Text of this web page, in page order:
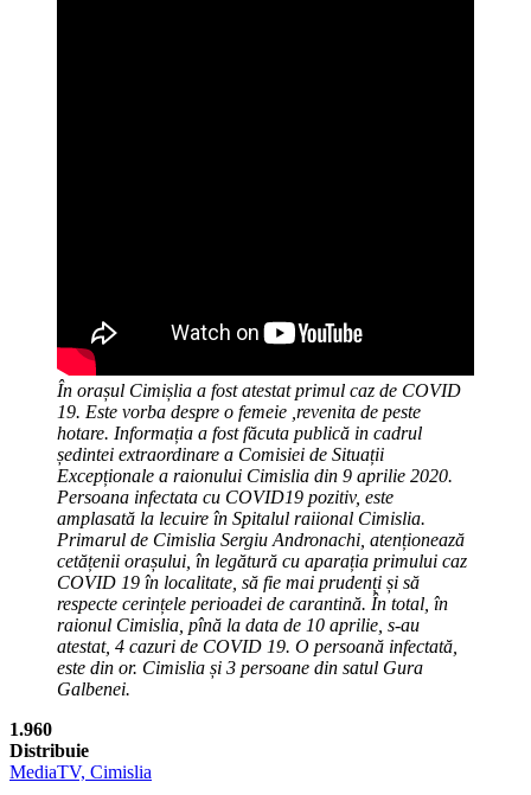
În orașul Cimișlia a fost atestat primul caz de COVID
19. Este vorba despre o femeie ,revenita de peste
hotare. Informația a fost făcuta publică in cadrul
ședintei extraordinare a Comisiei de Situații
Excepționale a raionului Cimislia din 9 aprilie 2020.
Persoana infectata cu COVID19 pozitiv, este
amplasată la lecuire în Spitalul raiional Cimislia.
Primarul de Cimislia Sergiu Andronachi, atenționează
cetățenii orașului, în legătură cu aparația primului caz
COVID 19 în localitate, să fie mai prudenți și să
respecte cerințele perioadei de carantină. În total, în
raionul Cimislia, pînă la data de 10 aprilie, s-au
atestat, 4 cazuri de COVID 19. O persoană infectată,
este din or. Cimislia și 3 persoane din satul Gura
Galbenei.
1.960
Distribuie
MediaTV, Cimislia